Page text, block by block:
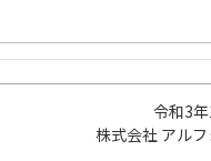
令和3
株式会社 アル